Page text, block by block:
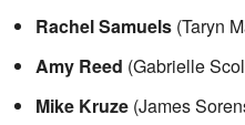
Rachel Samuels (Taryn
Amy Reed (Gabrielle
Mike Kruze (James